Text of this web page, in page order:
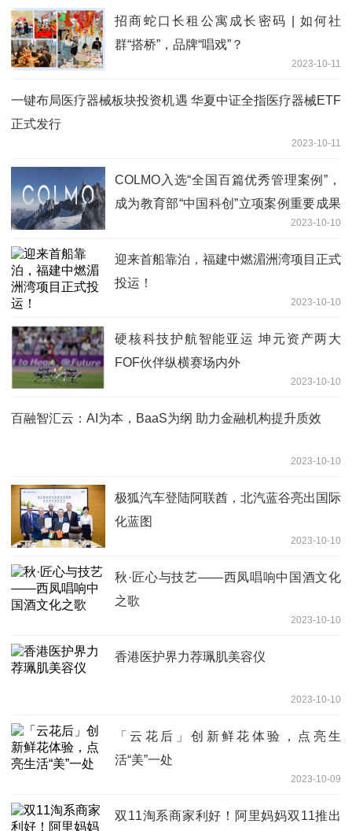
招商蛇口长租公寓成长密码 | 如何社
群“搭桥”，品牌“唱戏”？
2023-10-11
一键布局医疗器械板块投资机遇 华夏中证全指医疗器械ETF
正式发行
2023-10-11
COLMO入选“全国百篇优秀管理案例”，
成为教育部“中国科创”立项案例重要成果
2023-10-10
迎来首船靠泊，福建中燃湄洲湾项目正式
投运！
2023-10-10
硬核科技护航智能亚运 坤元资产两大
FOF伙伴纵横赛场内外
2023-10-10
百融智汇云：AI为本，BaaS为纲 助力金融机构提升质效
2023-10-10
极狐汽车登陆阿联酋，北汽蓝谷亮出国际
化蓝图
2023-10-10
秋·匠心与技艺——西凤唱响中国酒文化
之歌
2023-10-10
香港医护界力荐珮肌美容仪
2023-10-10
「云花后」创新鲜花体验，点亮生
活“美”一处
2023-10-09
双11淘系商家利好！阿里妈妈双11推出